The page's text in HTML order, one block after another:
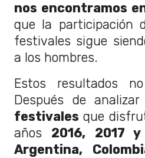
nos encontramos
que la participación
festivales sigue
a los hombres.
Estos resultados
Después de analizar
festivales que
años 2016, 2017
Argentina,